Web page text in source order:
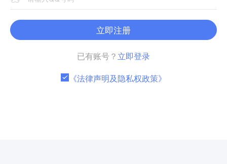
立即注册
已有账号？ 立即登录
《法律声明及隐私权政策》